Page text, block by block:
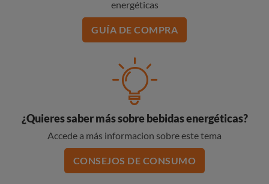
energéticas
GUÍA DE COMPRA
¿Quieres saber más sobre bebidas energéticas?
Accede a más informacion sobre este tema
CONSEJOS DE CONSUMO